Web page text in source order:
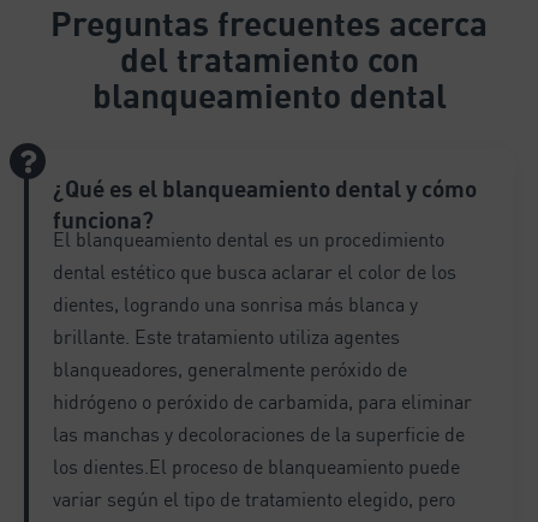
Preguntas frecuentes acerca
del tratamiento con
blanqueamiento dental
¿Qué es el blanqueamiento dental y cómo
funciona?
El blanqueamiento dental es un procedimiento
dental estético que busca aclarar el color de los
dientes, logrando una sonrisa más blanca y
brillante. Este tratamiento utiliza agentes
blanqueadores, generalmente peróxido de
hidrógeno o peróxido de carbamida, para eliminar
las manchas y decoloraciones de la superficie de
los dientes.El proceso de blanqueamiento puede
variar según el tipo de tratamiento elegido, pero